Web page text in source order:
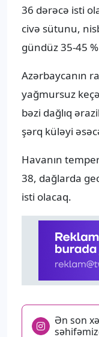
36 dərəcə isti
civə sütunu,
gündüz 35-45
Azərbaycanın
yağmursuz
bəzi dağlıq
şərq küləyi
Havanın
38, dağlarda
isti olacaq.
Ən son